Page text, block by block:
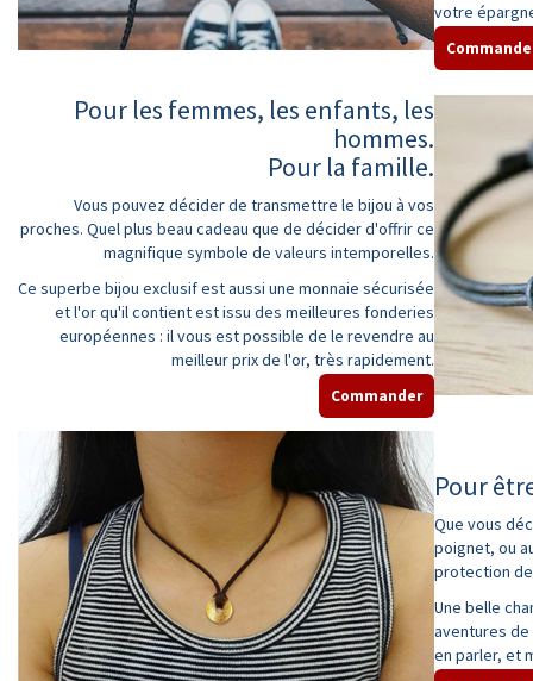
votre
Pour les femmes, les enfants, les
hommes.
Pour la famille.
Vous pouvez décider de transmettre le bijou à vos
proches. Quel plus beau cadeau que de décider d'offrir ce
magnifique symbole de valeurs intemporelles.
Ce superbe bijou exclusif est aussi une monnaie sécurisée
et l'or qu'il contient est issu des meilleures fonderies
européennes : il vous est possible de le revendre au
meilleur prix de l'or, très rapidement.
Commander
Pour
Que vous
poignet, ou
protection
Une belle
aventures de
en parler, et